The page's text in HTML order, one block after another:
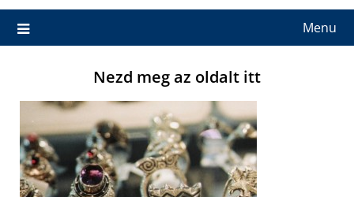
Menu
Nezd meg az oldalt itt